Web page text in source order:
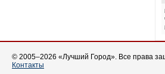
© 2005–2026 «Лучший Город». Все права
Контакты